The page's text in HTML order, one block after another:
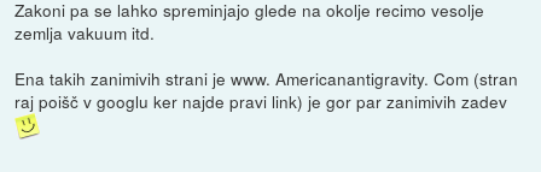
Zakoni pa se lahko spreminjajo glede na okolje recimo vesolje
zemlja vakuum itd.
Ena takih zanimivih strani je www. Americanantigravity. Com (stran
raj poišč v googlu ker najde pravi link) je gor par zanimivih zadev